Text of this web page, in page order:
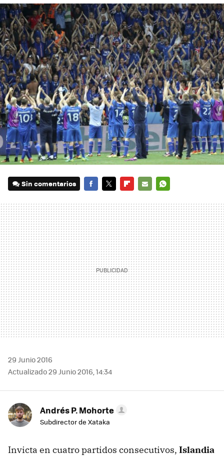
Sin comentarios
MAIL
29 Junio 2016
Actualizado 29 Junio 2016, 14:34
Andrés P. Mohorte
Subdirector de Xataka
Invicta en cuatro partidos consecutivos, Islandia